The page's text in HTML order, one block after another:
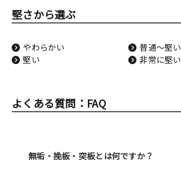
堅さから選ぶ
やわらかい
普通〜堅い
堅い
非常に堅い
よくある質問：FAQ
無垢・挽板・突板とは何ですか？